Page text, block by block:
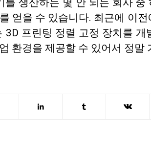
를 생산하는 몇 안 되는 회사 중
얻을 수 있습니다. 최근에 이
프린팅 정렬 고정 장치를 개
환경을 제공할 수 있어서 정말